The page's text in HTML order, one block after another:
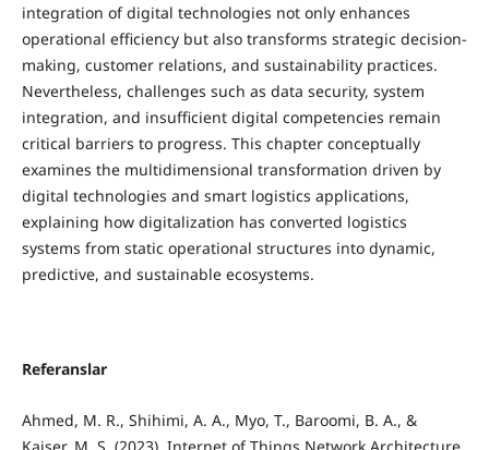
integration of digital technologies not only enhances
operational efficiency but also transforms strategic decision-
making, customer relations, and sustainability practices.
Nevertheless, challenges such as data security, system
integration, and insufficient digital competencies remain
critical barriers to progress. This chapter conceptually
examines the multidimensional transformation driven by
digital technologies and smart logistics applications,
explaining how digitalization has converted logistics
systems from static operational structures into dynamic,
predictive, and sustainable ecosystems.
Referanslar
Ahmed, M. R., Shihimi, A. A., Myo, T., Baroomi, B. A., &